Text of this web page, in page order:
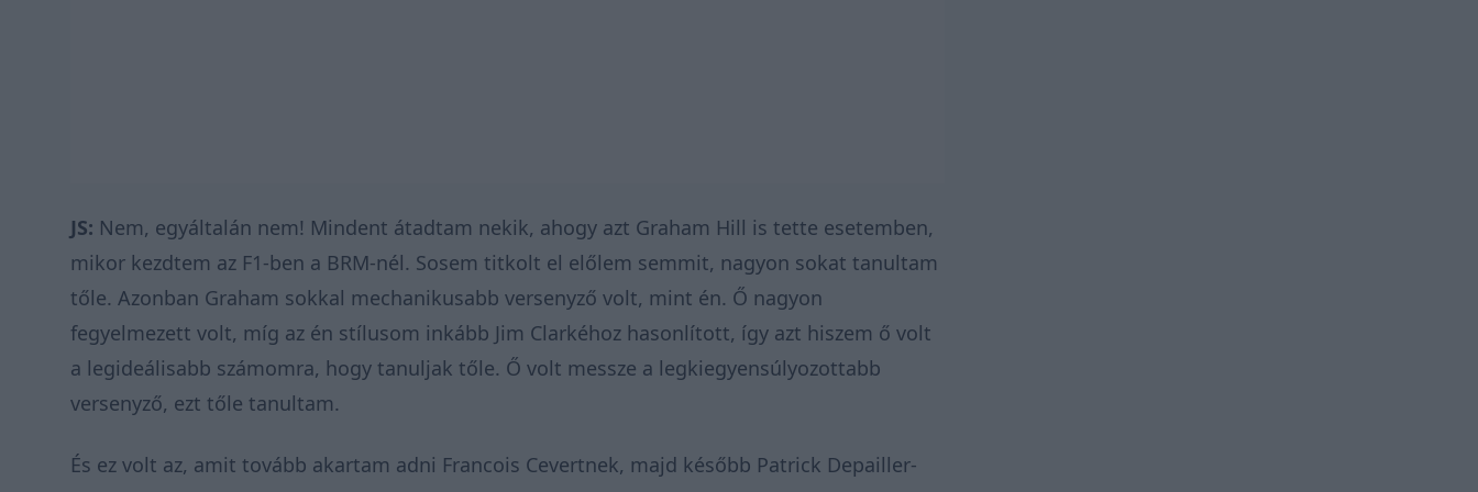
JS: Nem, egyáltalán nem! Mindent átadtam nekik, ahogy azt Graham Hill is tette esetemben,
mikor kezdtem az F1-ben a BRM-nél. Sosem titkolt el előlem semmit, nagyon sokat tanultam
tőle. Azonban Graham sokkal mechanikusabb versenyző volt, mint én. Ő nagyon
fegyelmezett volt, míg az én stílusom inkább Jim Clarkéhoz hasonlított, így azt hiszem ő volt
a legideálisabb számomra, hogy tanuljak tőle. Ő volt messze a legkiegyensúlyozottabb
versenyző, ezt tőle tanultam.
És ez volt az, amit tovább akartam adni Francois Cevertnek, majd később Patrick Depailler-